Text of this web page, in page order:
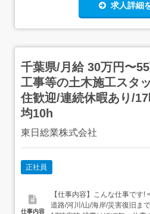
求人詳細
千葉県/月給 30万円〜
工事等の土木施工スタ
住歓迎/連続休暇あり/
均10h
東日総業株式会社
正社員
仕事内容
【仕事内容】こんな仕事です! <注目ポイント> 民間工事〜
道路/河川/山/海岸/災害復旧ま